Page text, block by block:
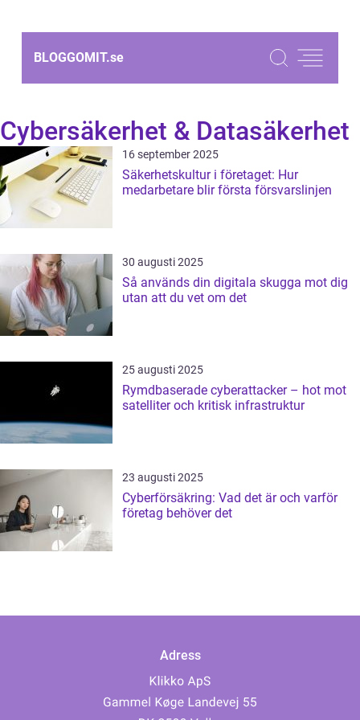
BLOGGOMIT.se
Cybersäkerhet & Datasäkerhet
16 september 2025
Säkerhetskultur i företaget: Hur
medarbetare blir första försvarslinjen
30 augusti 2025
Så används din digitala skugga mot dig
utan att du vet om det
25 augusti 2025
Rymdbaserade cyberattacker – hot mot
satelliter och kritisk infrastruktur
23 augusti 2025
Cyberförsäkring: Vad det är och varför
företag behöver det
Adress